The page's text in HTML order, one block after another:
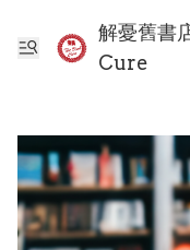
解憂舊書
Cure